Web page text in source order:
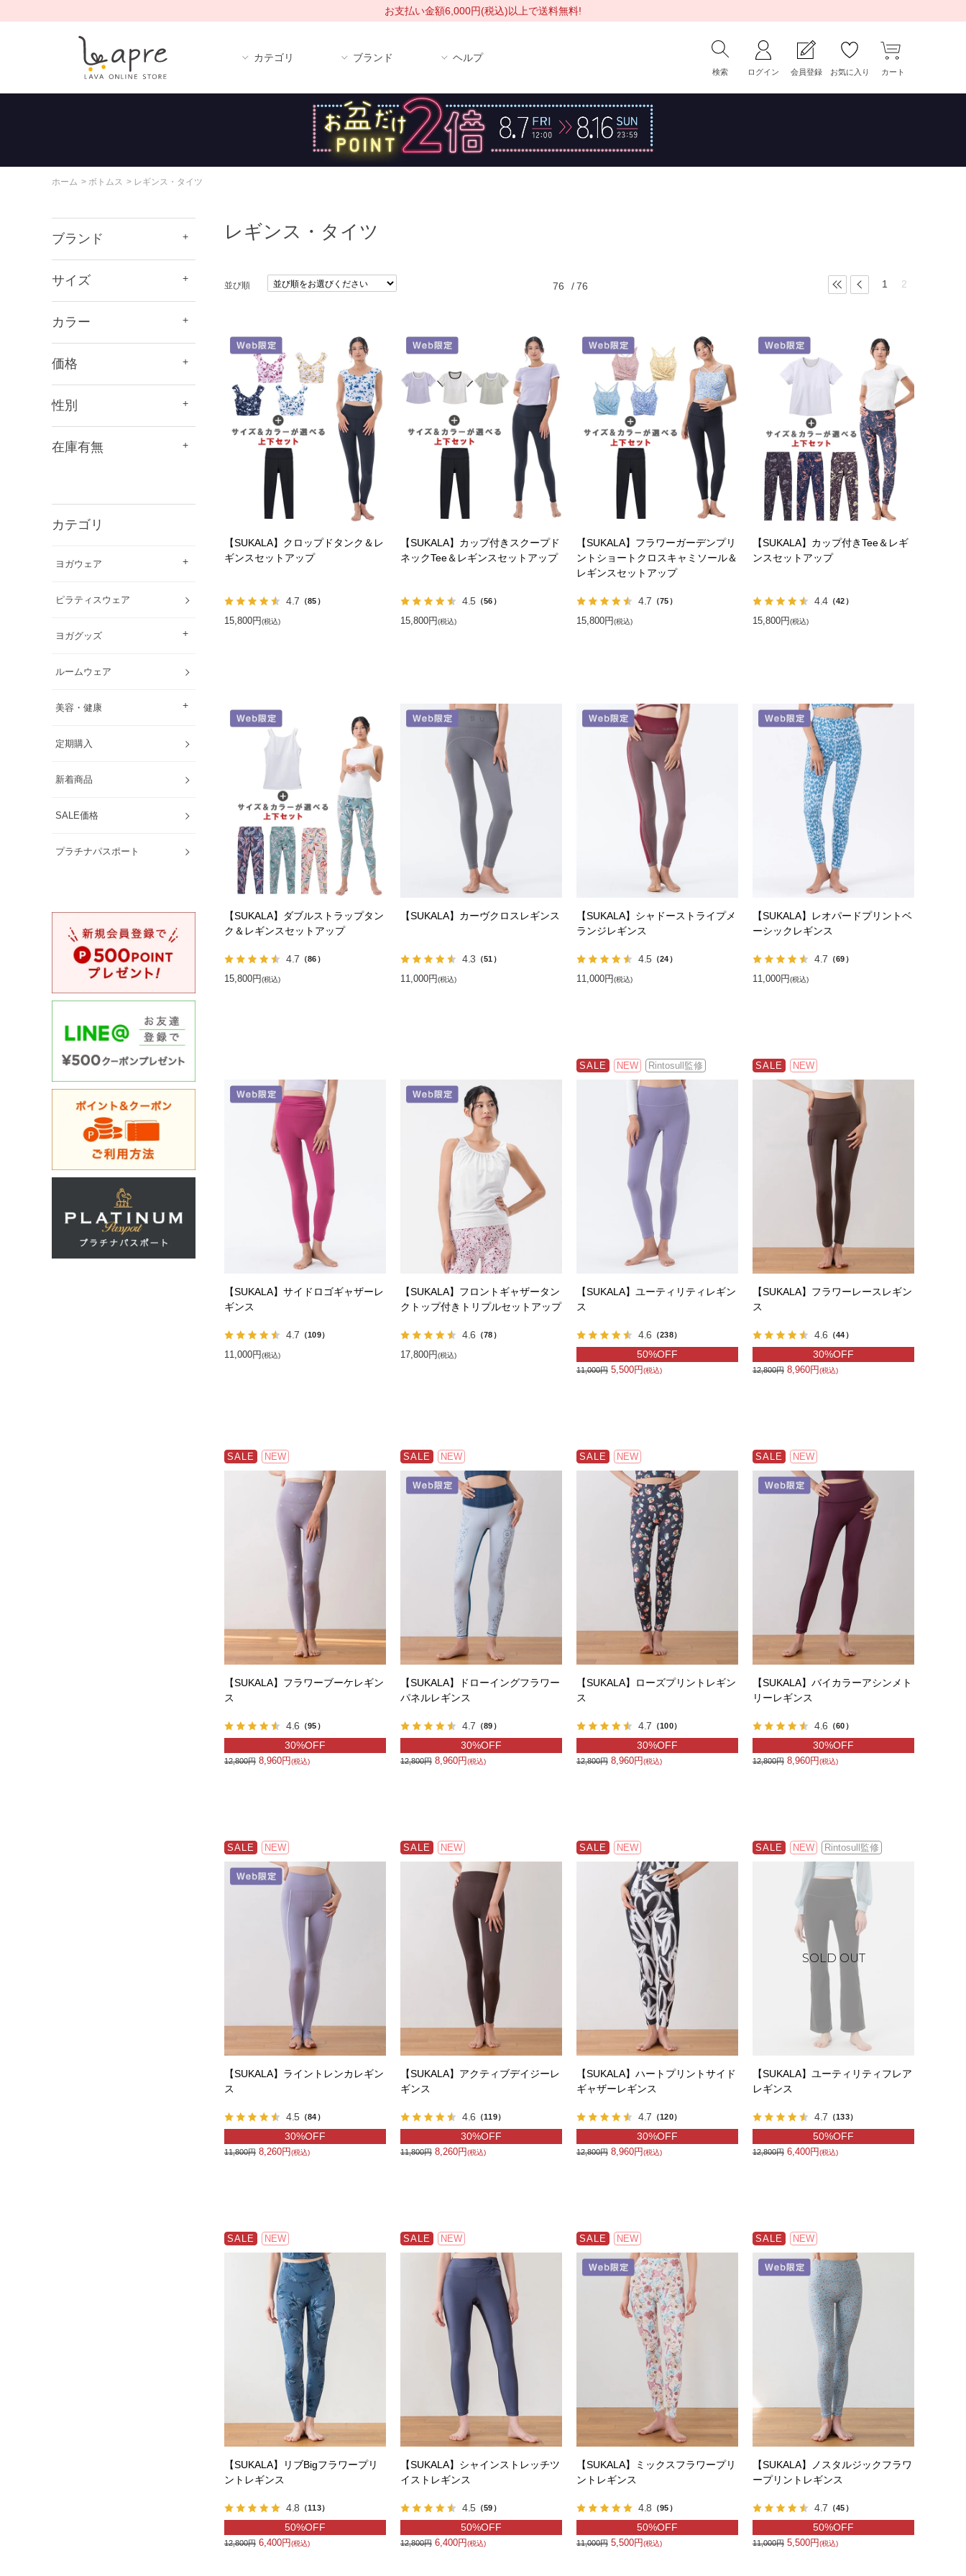
お支払い金額6,000円(税込)以上で送料無料!
カテゴリ ブランド ヘルプ
検索 ログイン 会員登録 お気に入り カート
ホーム > ボトムス > レギンス・タイツ
ブランド
サイズ
カラー
価格
性別
在庫有無
カテゴリ
ヨガウェア
ピラティスウェア
ヨガグッズ
ルームウェア
美容・健康
定期購入
新着商品
SALE価格
プラチナパスポート
レギンス・タイツ
並び順 76 /76 1 2
【SUKALA】クロップドタンク＆レ
ギンスセットアップ
4.7 （85）
15,800円(税込)
【SUKALA】カップ付きスクープド
ネックTee＆レギンスセットアップ
4.5 （56）
15,800円(税込)
【SUKALA】フラワーガーデンプリ
ントショートクロスキャミソール＆
レギンスセットアップ
4.7 （75）
15,800円(税込)
【SUKALA】カップ付きTee＆レギ
ンスセットアップ
4.4 （42）
15,800円(税込)
【SUKALA】ダブルストラップタン
ク＆レギンスセットアップ
4.7 （86）
15,800円(税込)
【SUKALA】カーヴクロスレギンス
4.3 （51）
11,000円(税込)
【SUKALA】シャドーストライプメ
ランジレギンス
4.5 （24）
11,000円(税込)
【SUKALA】レオパードプリントベ
ーシックレギンス
4.7 （69）
11,000円(税込)
【SUKALA】サイドロゴギャザーレ
ギンス
4.7 （109）
11,000円(税込)
【SUKALA】フロントギャザータン
クトップ付きトリプルセットアップ
4.6 （78）
17,800円(税込)
SALE NEW Rintosull監修
【SUKALA】ユーティリティレギン
ス
4.6 （238）
50%OFF
11,000円 5,500円(税込)
SALE NEW
【SUKALA】フラワーレースレギン
ス
4.6 （44）
30%OFF
12,800円 8,960円(税込)
SALE NEW
【SUKALA】フラワーブーケレギン
ス
4.6 （95）
30%OFF
12,800円 8,960円(税込)
SALE NEW
【SUKALA】ドローイングフラワー
パネルレギンス
4.7 （89）
30%OFF
12,800円 8,960円(税込)
SALE NEW
【SUKALA】ローズプリントレギン
ス
4.7 （100）
30%OFF
12,800円 8,960円(税込)
SALE NEW
【SUKALA】バイカラーアシンメト
リーレギンス
4.6 （60）
30%OFF
12,800円 8,960円(税込)
SALE NEW
【SUKALA】ライントレンカレギン
ス
4.5 （84）
30%OFF
11,800円 8,260円(税込)
SALE NEW
【SUKALA】アクティブデイジーレ
ギンス
4.6 （119）
30%OFF
11,800円 8,260円(税込)
SALE NEW
【SUKALA】ハートプリントサイド
ギャザーレギンス
4.7 （120）
30%OFF
12,800円 8,960円(税込)
SALE NEW Rintosull監修
【SUKALA】ユーティリティフレア
レギンス
4.7 （133）
50%OFF
12,800円 6,400円(税込)
SALE NEW
【SUKALA】リブBigフラワープリ
ントレギンス
4.8 （113）
50%OFF
12,800円 6,400円(税込)
SALE NEW
【SUKALA】シャインストレッチツ
イストレギンス
4.5 （59）
50%OFF
12,800円 6,400円(税込)
SALE NEW
【SUKALA】ミックスフラワープリ
ントレギンス
4.8 （95）
50%OFF
11,000円 5,500円(税込)
SALE NEW
【SUKALA】ノスタルジックフラワ
ープリントレギンス
4.7 （45）
50%OFF
11,000円 5,500円(税込)